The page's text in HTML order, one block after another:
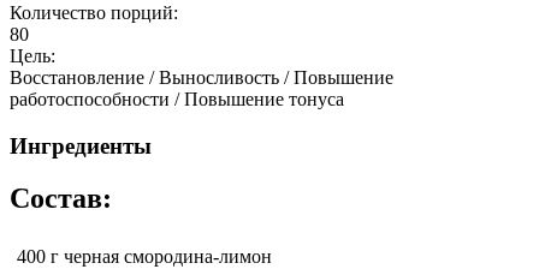
Количество порций:
80
Цель:
Восстановление / Выносливость / Повышение
работоспособности / Повышение тонуса
Ингредиенты
Состав:
400 г черная смородина-лимон